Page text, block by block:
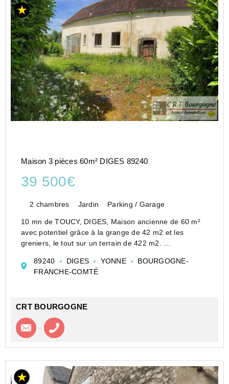
Maison 3 pièces 60m² DIGES 89240
39 500€
2 chambres Jardin Parking / Garage
10 mn de TOUCY, DIGES, Maison ancienne de 60 m²
avec potentiel grâce à la grange de 42 m2 et les
greniers, le tout sur un terrain de 422 m2.
ANCIENNE de 60 m² habitables avec beaucoup de
potentiel grâce aux grenie...
89240 DIGES YONNE
BOURGOGNE-
FRANCHE-COMTÉ
CRT BOURGOGNE
Contacter l'agence